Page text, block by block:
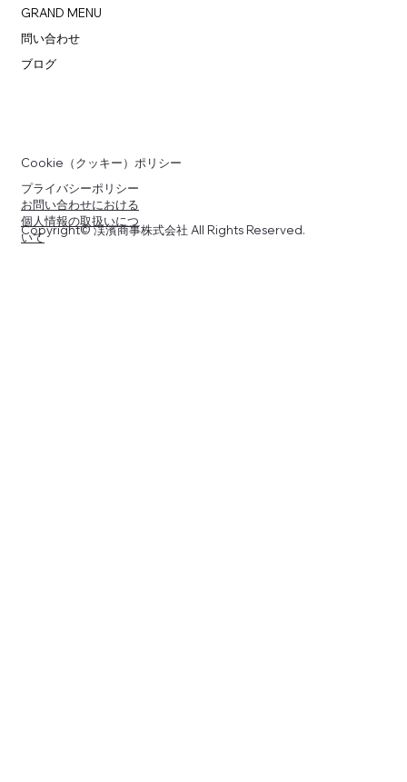
GRAND MENU
問い合わせ
ブログ
Cookie（クッキー）ポリシー
プライバシーポリシー
お問い合わせにおける
個人情報の取扱いにつ
いて
Copyright© 渓濱商事株式会社 All Rights Reserved.